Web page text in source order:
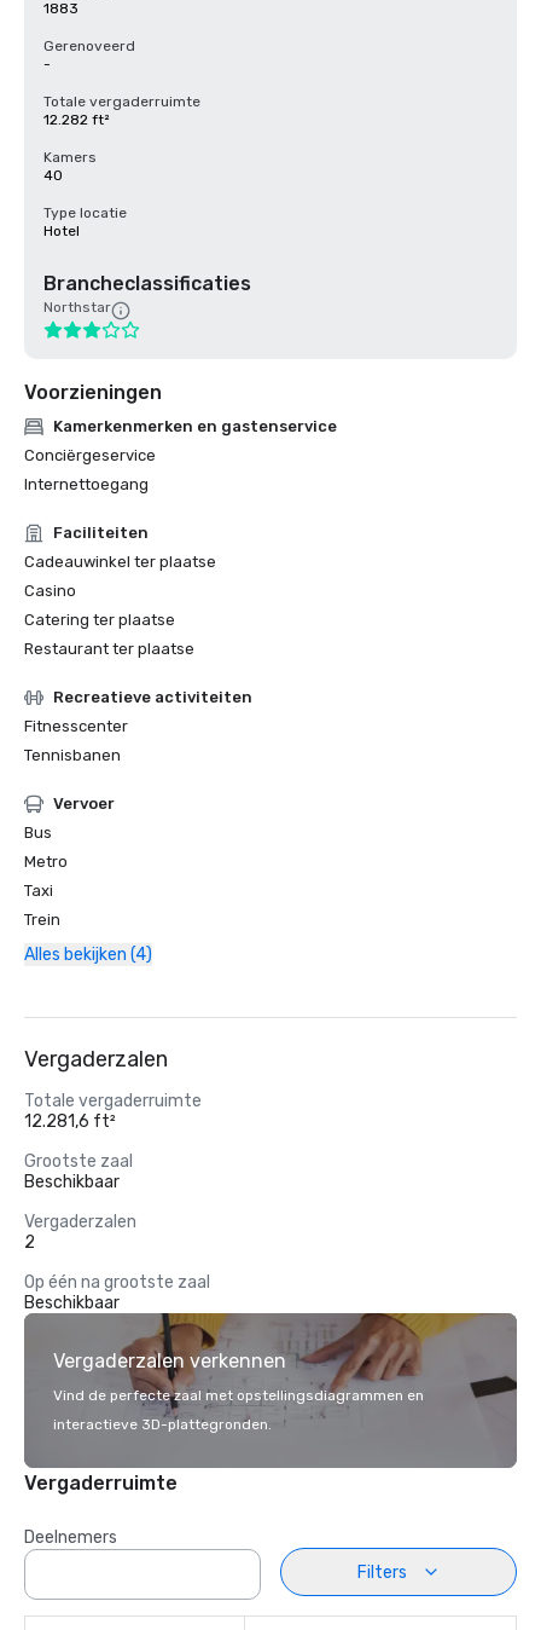
1883
Gerenoveerd
-
Totale vergaderruimte
12.282 ft²
Kamers
40
Type locatie
Hotel
Brancheclassificaties
Northstar
Voorzieningen
Kamerkenmerken en gastenservice
Conciërgeservice
Internettoegang
Faciliteiten
Cadeauwinkel ter plaatse
Casino
Catering ter plaatse
Restaurant ter plaatse
Recreatieve activiteiten
Fitnesscenter
Tennisbanen
Vervoer
Bus
Metro
Taxi
Trein
Alles bekijken (4)
Vergaderzalen
Totale vergaderruimte
12.281,6 ft²
Grootste zaal
Beschikbaar
Vergaderzalen
2
Op één na grootste zaal
Beschikbaar
Vergaderzalen verkennen
Vind de perfecte zaal met opstellingsdiagrammen en
interactieve 3D-plattegronden.
Vergaderruimte
Deelnemers
Filters